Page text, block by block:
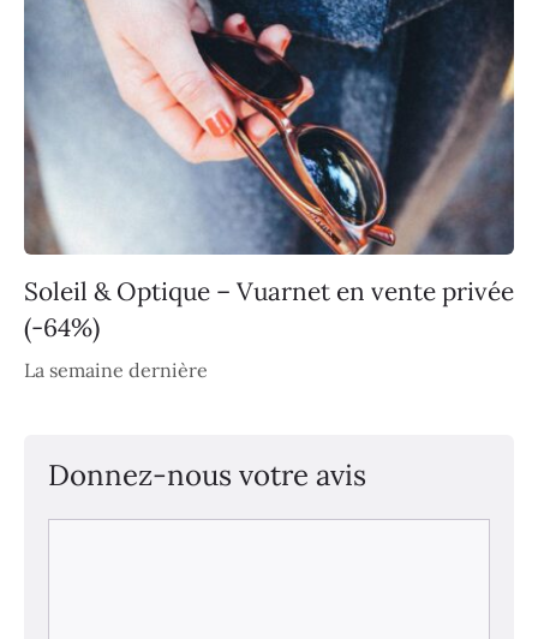
Soleil & Optique – Vuarnet en vente privée
(-64%)
La semaine dernière
Donnez-nous votre avis